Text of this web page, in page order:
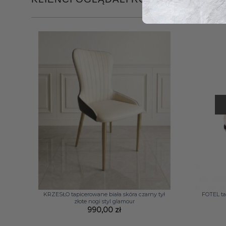
KRZESŁO tapicerowane biała skóra czarny tył
złote nogi styl glamour
990,00 zł
FOTEL